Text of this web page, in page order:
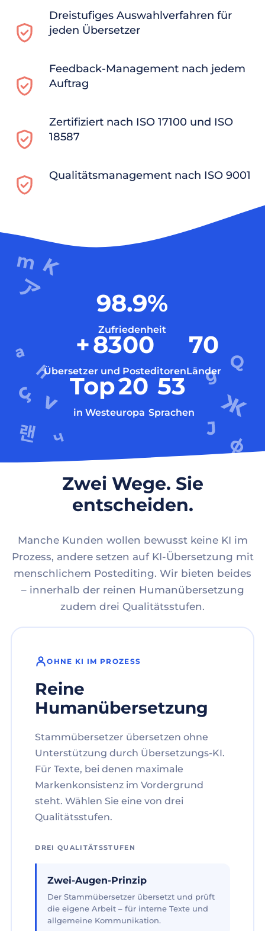
Dreistufiges Auswahlverfahren für
jeden Übersetzer
Feedback-Management nach jedem
Auftrag
Zertifiziert nach ISO 17100 und ISO
18587
Qualitätsmanagement nach ISO 9001
98.9%
Zufriedenheit
+8300
Übersetzer und Posteditoren
70
Länder
Top20
in Westeuropa
53
Sprachen
Zwei Wege. Sie
entscheiden.
Manche Kunden wollen bewusst keine KI im
Prozess, andere setzen auf KI-Übersetzung mit
menschlichem Postediting. Wir bieten beides
– innerhalb der reinen Humanübersetzung
zudem drei Qualitätsstufen.
OHNE KI IM PROZESS
Reine
Humanübersetzung
Stammübersetzer übersetzen ohne
Unterstützung durch Übersetzungs-KI.
Für Texte, bei denen maximale
Markenkonsistenz im Vordergrund
steht. Wählen Sie eine von drei
Qualitätsstufen.
DREI QUALITÄTSSTUFEN
Zwei-Augen-Prinzip
Der Stammübersetzer übersetzt und prüft
die eigene Arbeit – für interne Texte und
allgemeine Kommunikation.